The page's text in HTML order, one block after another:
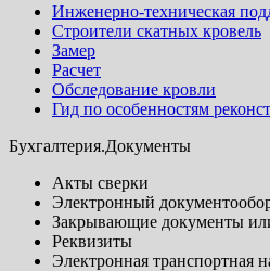
Инженерно-техническая
Строители скатных кровель
Замер
Расчет
Обследование кровли
Гид по особенностям
Бухгалтерия.Документы
Акты сверки
Электронный
Закрывающие документы
Реквизиты
Электронная транспортная